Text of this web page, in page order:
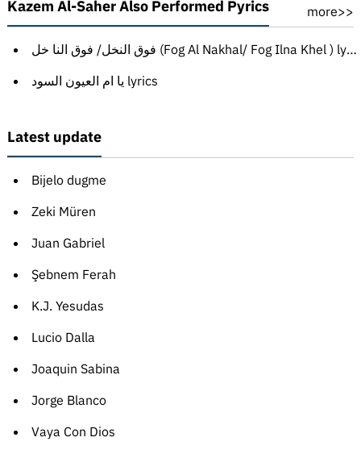
Kazem Al-Saher Also Performed Pyrics more>>
فوق النخل/ فوق النا خل (Fog Al Nakhal/ Fog Ilna Khel ) lyrics
يا ام العيون السود lyrics
Latest update
Bijelo dugme
Zeki Müren
Juan Gabriel
Şebnem Ferah
K.J. Yesudas
Lucio Dalla
Joaquin Sabina
Jorge Blanco
Vaya Con Dios